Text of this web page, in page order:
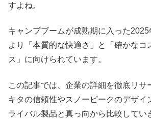
すよね。
キャンプブームが成熟期に入った
より「本質的な快適さ」と「確かなコ
ス」に向けられています。
この記事では、企業の詳細を徹底リサ
キタの信頼性やスノーピークのデザイ
ライバル製品と真っ向から比較してい